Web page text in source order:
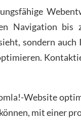
Navigation
sondern
Website
mit einer